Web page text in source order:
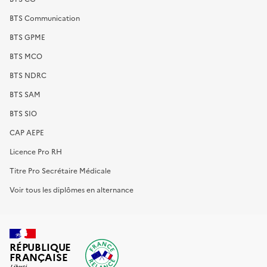
BTS Communication
BTS GPME
BTS MCO
BTS NDRC
BTS SAM
BTS SIO
CAP AEPE
Licence Pro RH
Titre Pro Secrétaire Médicale
Voir tous les diplômes en alternance
RÉPUBLIQUE
FRANÇAISE